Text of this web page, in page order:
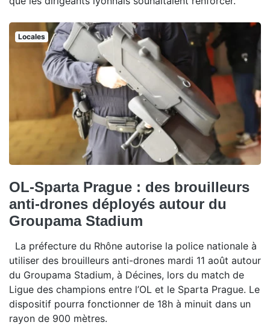
Locales
OL-Sparta Prague : des brouilleurs
anti-drones déployés autour du
Groupama Stadium
La préfecture du Rhône autorise la police nationale à
utiliser des brouilleurs anti-drones mardi 11 août autour
du Groupama Stadium, à Décines, lors du match de
Ligue des champions entre l’OL et le Sparta Prague. Le
dispositif pourra fonctionner de 18h à minuit dans un
rayon de 900 mètres.